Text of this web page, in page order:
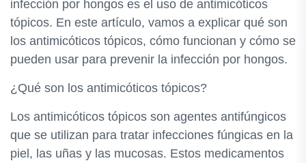
infección por hongos es el uso de antimicóticos
tópicos. En este artículo, vamos a explicar qué son
los antimicóticos tópicos, cómo funcionan y cómo se
pueden usar para prevenir la infección por hongos.
¿Qué son los antimicóticos tópicos?
Los antimicóticos tópicos son agentes antifúngicos
que se utilizan para tratar infecciones fúngicas en la
piel, las uñas y las mucosas. Estos medicamentos